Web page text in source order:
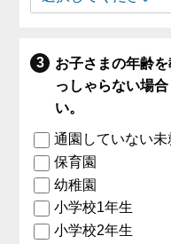
お子さまの年齢
っしゃらない場
い。
通園していない未
保育園
幼稚園
小学校1年生
小学校2年生